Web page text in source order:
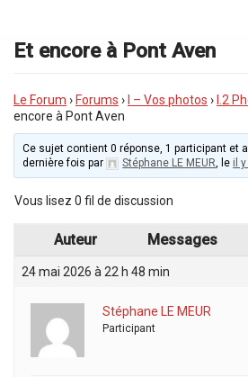
au
contenu
Et encore à Pont Aven
Le Forum › Forums › I – Vos photos › I.2
encore à Pont Aven
Ce sujet contient 0 réponse, 1 participant et
dernière fois par
Stéphane LE MEUR, le il
Vous lisez 0 fil de discussion
Auteur Messages
24 mai 2026 à 22 h 48 min
Stéphane LE MEUR
Participant